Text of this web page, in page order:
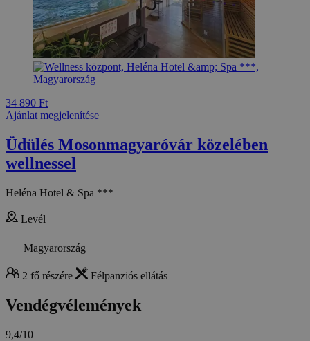
34 890 Ft
Ajánlat megjelenítése
Üdülés Mosonmagyaróvár közelében
wellnessel
Heléna Hotel & Spa ***
Levél
Magyarország
2 fő részére Félpanziós ellátás
Vendégvélemények
9,4/10